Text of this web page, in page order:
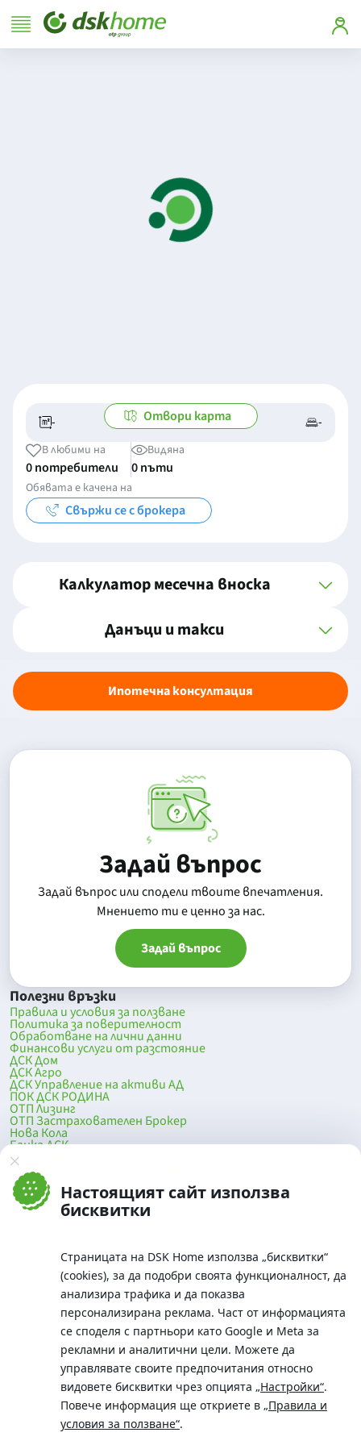
Настоящият сайт използва
бисквитки
Страницата на DSK Home използва „бисквитки“
(cookies), за да подобри своята функционалност, да
анализира трафика и да показва
персонализирана реклама. Част от информацията
се споделя с партньори като Google и Meta за
рекламни и аналитични цели. Можете да
управлявате своите предпочитания относно
видовете бисквитки чрез опцията „Настройки“.
Повече информация ще откриете в „Правила и
условия за ползване“.
- -/- -
Отвори карта
В любими на
0 потребители
Видяна
0 пъти
Обявата е качена на
Свържи се с брокера
Калкулатор месечна вноска
Данъци и такси
Ипотечна консултация
Задай въпрос
Задай въпрос или сподели твоите впечатления.
Mнението ти е ценно за нас.
Задай въпрос
Полезни връзки
Правила и условия за ползване
Политика за поверителност
Обработване на лични данни
Финансови услуги от разстояние
ДСК Дом
ДСК Агро
ДСК Управление на активи АД
ПОК ДСК РОДИНА
ОТП Лизинг
ОТП Застрахователен Брокер
Нова Кола
Банка ДСК
DSK Mobile
Оферти за продажба от Банка ДСК
Клонова мрежа и банкомати
До началото на страницата
Телефон:
0700 10 375 / *2375
Московска No.19 / ул. Г. Бенковски No. 5, София 1036
SWIFT/BIC: